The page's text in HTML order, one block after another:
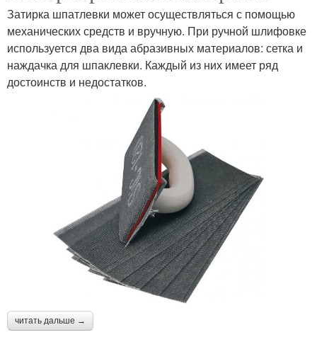
Затирка шпатлевки может осуществляться с помощью
механических средств и вручную. При ручной шлифовке
используется два вида абразивных материалов: сетка и
наждачка для шпаклевки. Каждый из них имеет ряд
достоинств и недостатков.
читать дальше →